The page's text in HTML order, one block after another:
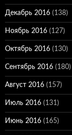
Декабрь 2016 (138)
Ноябрь 2016 (127)
Октябрь 2016 (130)
Сентябрь 2016 (180)
Август 2016 (157)
Июль 2016 (131)
Июнь 2016 (165)